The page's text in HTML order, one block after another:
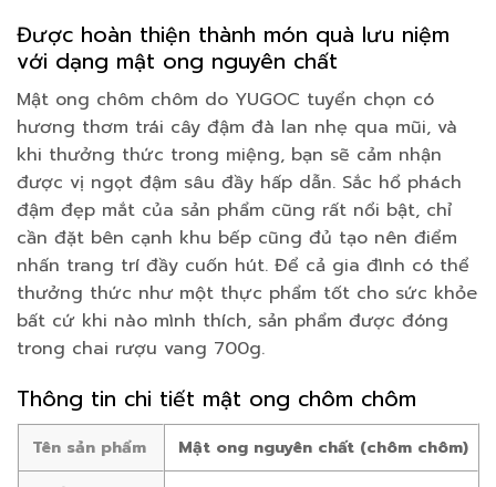
Được hoàn thiện thành món quà lưu niệm
với dạng mật ong nguyên chất
Mật ong chôm chôm do YUGOC tuyển chọn có
hương thơm trái cây đậm đà lan nhẹ qua mũi, và
khi thưởng thức trong miệng, bạn sẽ cảm nhận
được vị ngọt đậm sâu đầy hấp dẫn. Sắc hổ phách
đậm đẹp mắt của sản phẩm cũng rất nổi bật, chỉ
cần đặt bên cạnh khu bếp cũng đủ tạo nên điểm
nhấn trang trí đầy cuốn hút. Để cả gia đình có thể
thưởng thức như một thực phẩm tốt cho sức khỏe
bất cứ khi nào mình thích, sản phẩm được đóng
trong chai rượu vang 700g.
Thông tin chi tiết mật ong chôm chôm
Tên sản phẩm
Mật ong nguyên chất (chôm chôm)